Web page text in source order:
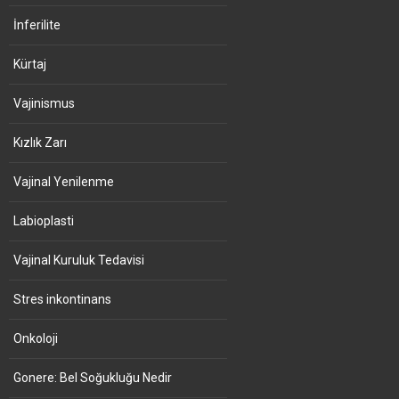
İnferilite
Kürtaj
Vajinismus
Kızlık Zarı
Vajinal Yenilenme
Labioplasti
Vajinal Kuruluk Tedavisi
Stres inkontinans
Onkoloji
Gonere: Bel Soğukluğu Nedir